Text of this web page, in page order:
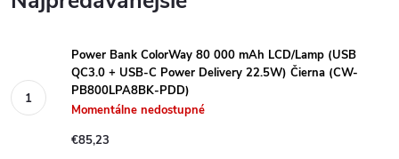
Power Bank ColorWay 80 000 mAh LCD/Lamp (USB
QC3.0 + USB-C Power Delivery 22.5W) Čierna (CW-
PB800LPA8BK-PDD)
Momentálne nedostupné
€85,23